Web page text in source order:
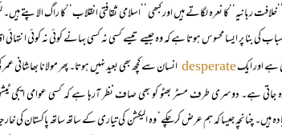
ربانیہ‘‘کا نعرہ لگاتے ہیں اور کبھی ’’اسلامی ثقافتی انقلاب‘‘کا راگ الاپتے
کی بنا پر ایسا محسوس ہوتا ہے کہ وہ جیسے تیسے کسی نہ کسی بہانے کوئی نہ کوئی
ہے اور ایکdesperate انسان سے کچھ بھی بعید نہیں ہوتا۔ پھر مولانا بھاشانی
ہے۔ دوسری طرف مسٹر بھٹو کو بھی صاف نظر آرہا ہے کہ کسی عوامی
ہیں۔ چنانچہ جیسا کہ ہم عرض کرچکے‘ وہ الیکشن کی تیاری کے ساتھ ساتھ پاکستان